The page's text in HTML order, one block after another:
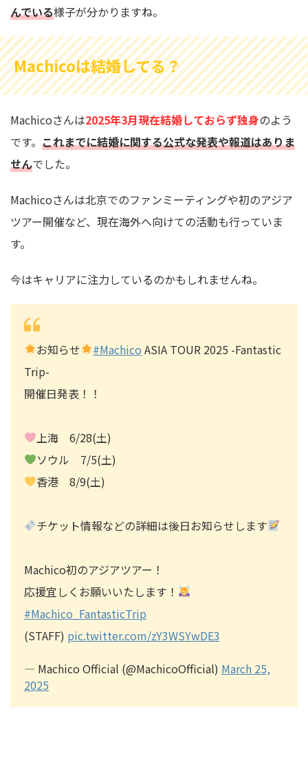
んでいる様子が分かりますね。
Machicoは結婚してる？
Machicoさんは2025年3月現在結婚しておらず独身のよう
です。 これまでに結婚に関する公式な発表や報道はありま
せんでした。
Machicoさんは北京でのファンミーティングや初のアジア
ツアー開催など、現在海外へ向けての活動も行っていま
す。
今はキャリアに注力しているのかもしれませんね。
お知らせ #Machico ASIA TOUR 2025 -Fantastic
Trip-
開催日発表！！
上海 6/28(土)
ソウル 7/5(土)
香港 8/9(土)
チケット情報などの詳細は後日お知らせします
Machico初のアジアツアー！
応援宜しくお願いいたします！
#Machico_FantasticTrip
(STAFF) pic.twitter.com/zY3WSYwDE3
— Machico Official (@MachicoOfficial) March 25,
2025